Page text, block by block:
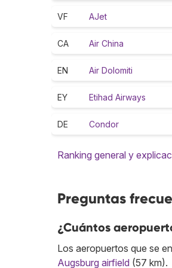
VF AJet
CA Air China
EN Air Dolomiti
EY Etihad Airways
DE Condor
Ranking general y
Preguntas
¿Cuántos
Los aeropuertos que se
Augsburg airfield (57 km).